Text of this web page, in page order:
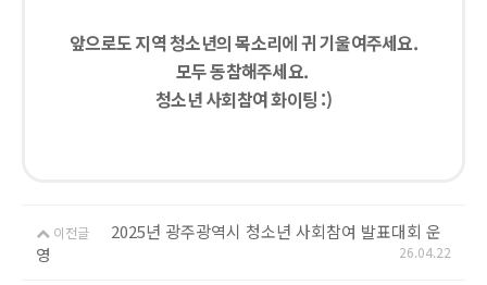
앞으로도 지역 청소년의 목소리에 귀 기울여주세요.
모두 동참해주세요.
청소년 사회참여 화이팅 :)
이전글
2025년 광주광역시 청소년 사회참여 발표대회 운
영
26.04.22